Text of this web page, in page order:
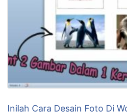
Inilah Cara Desain Foto Di